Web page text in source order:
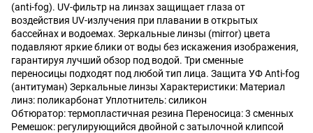
(anti-fog). UV-фильтр на линзах защищает глаза от
воздействия UV-излучения при плавании в открытых
бассейнах и водоемах. Зеркальные линзы (mirror) цвета
подавляют яркие блики от воды без искажения изображения,
гарантируя лучший обзор под водой. Три сменные
переносицы подходят под любой тип лица. Защита УФ Anti-fog
(антитуман) Зеркальные линзы Характеристики: Материал
линз: поликарбонат Уплотнитель: силикон
Обтюратор: термопластичная резина Переносица: 3 сменных
Ремешок: регулирующийся двойной с затылочной клипсой